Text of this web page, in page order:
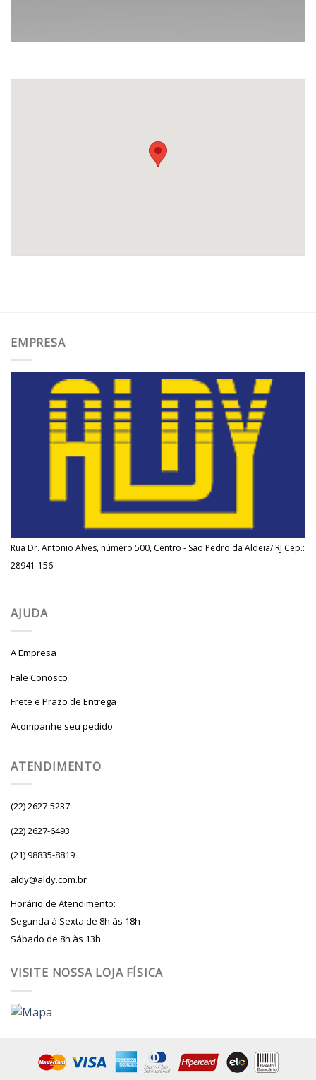
EMPRESA
Rua Dr. Antonio Alves, número 500, Centro - São Pedro da Aldeia/ RJ Cep.:
28941-156
AJUDA
A Empresa
Fale Conosco
Frete e Prazo de Entrega
Acompanhe seu pedido
ATENDIMENTO
(22) 2627-5237
(22) 2627-6493
(21) 98835-8819
aldy@aldy.com.br
Horário de Atendimento:
Segunda à Sexta de 8h às 18h
Sábado de 8h às 13h
VISITE NOSSA LOJA FÍSICA